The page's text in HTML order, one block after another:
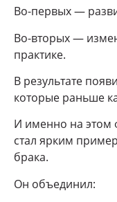
Во-первых —
Во-вторых —
практике.
В результате
которые раньше
И именно на этом
стал ярким
брака.
Он объединил: